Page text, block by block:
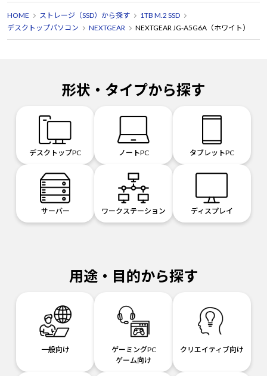
HOME ストレージ（SSD）から探す
1TB M.2 SSD
デスクトップパソコン
NEXTGEAR NEXTGEAR JG-A5G6A（ホワイト）
形状・タイプから探す
デスクトップPC ノートPC タブレットPC
サーバー ワークステーション ディスプレイ
用途・目的から探す
一般向け
ゲーミングPC
ゲーム向け
クリエイティブ向け